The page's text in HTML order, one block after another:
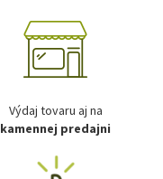
Výdaj tovaru aj na
kamennej predajni